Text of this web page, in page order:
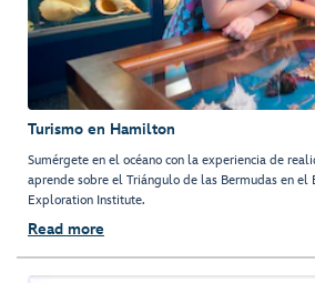
Turismo en Hamilton
Sumérgete en el océano con la experiencia de
aprende sobre el Triángulo de las Bermudas en el
Exploration Institute.
Read more